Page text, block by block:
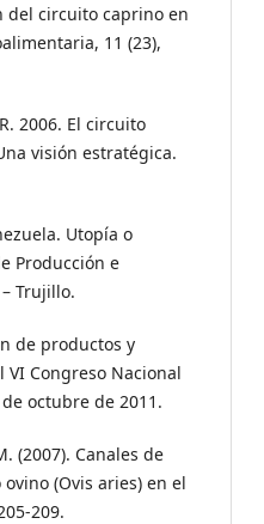
del circuito caprino en
11 (23),
2006. El circuito
visión estratégica.
Utopía o
Producción e
Trujillo.
de productos y
Congreso Nacional
octubre de 2011.
(2007). Canales de
(Ovis aries) en el
209.